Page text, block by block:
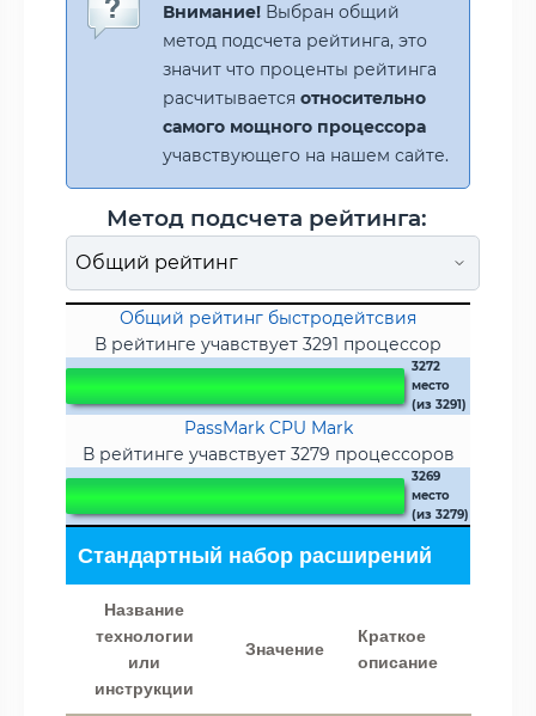
Внимание! Выбран общий
метод подсчета рейтинга, это
значит что проценты рейтинга
расчитывается относительно
самого мощного процессора
учавствующего на нашем сайте.
Метод подсчета рейтинга:
Общий рейтинг быстродейтсвия
В рейтинге учавствует 3291 процессор
3272
место
(из 3291)
PassMark CPU Mark
В рейтинге учавствует 3279 процессоров
3269
место
(из 3279)
Стандартный набор расширений
Название
технологии
или
инструкции
Значение
Краткое
описание